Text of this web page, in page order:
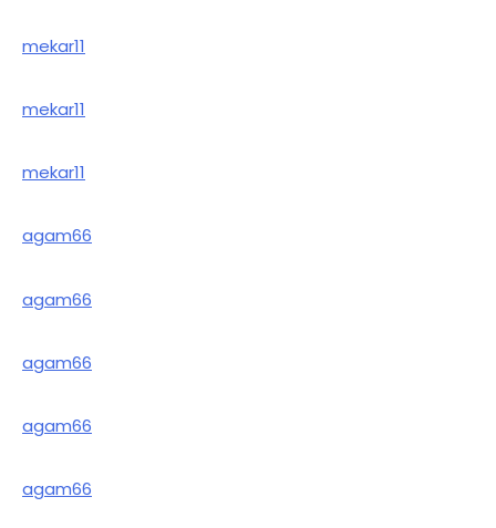
mekar11
mekar11
mekar11
agam66
agam66
agam66
agam66
agam66